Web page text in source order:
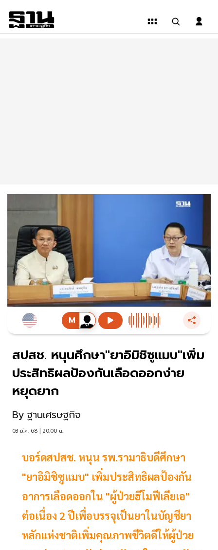
สปสช. หนุนศึกษา"ยาอิมิชิซูแมบ"เพิ่ม
ประสิทธิผลป้องกันเลือดออกง่าย
หยุดยาก
By ฐานเศรษฐกิจ
03 มี.ค. 68 | 20:00 น.
บอร์ดสปสช. หนุน รพ.รามาธิบดีศึกษา
"ยาอิมิชิซูแมบ" เพิ่มประสิทธิผลป้องกัน
อาการเลือดออกใน "ผู้ป่วยฮีโมฟีเลียเอ"
ต่อเนื่อง 2 ปีเพื่อบรรจุเป็นยาในบัญชียา
หลักแห่งชาติเพิ่มคุณภาพชีวิตดีให้ผู้ป่วย